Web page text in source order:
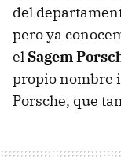
del
pero ya
el Sagem
propio nombre
Porsche, que